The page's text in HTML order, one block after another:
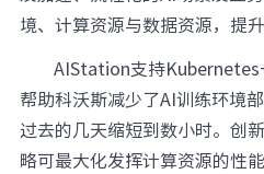
境、计算资源与数据资源，提升
AIStation支持
帮助科沃斯减少了AI训练环境
过去的几天缩短到数小时。创
略可最大化发挥计算资源的性